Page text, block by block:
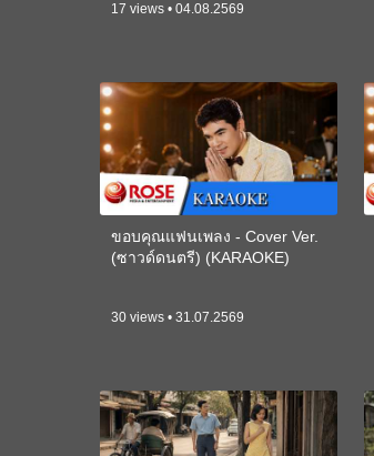
17 views • 04.08.2569
ขอบคุณแฟนเพลง - Cover Ver.
(ซาวด์ดนตรี) (KARAOKE)
30 views • 31.07.2569